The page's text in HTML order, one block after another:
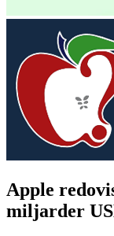
Apple
miljarder